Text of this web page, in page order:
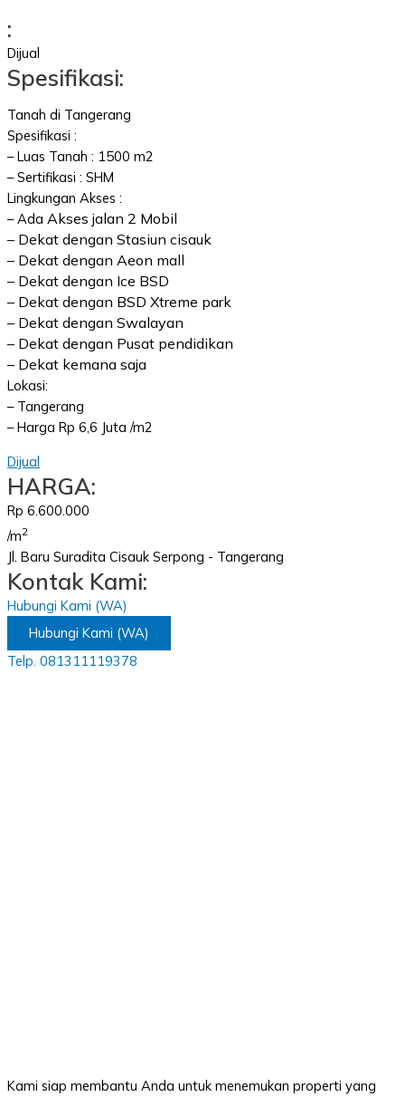
:
Dijual
Spesifikasi:
Tanah di Tangerang
Spesifikasi :
– Luas Tanah : 1500 m2
– Sertifikasi : SHM
Lingkungan Akses :
– Ada Akses jalan 2 Mobil
– Dekat dengan Stasiun cisauk
– Dekat dengan Aeon mall
– Dekat dengan Ice BSD
– Dekat dengan BSD Xtreme park
– Dekat dengan Swalayan
– Dekat dengan Pusat pendidikan
– Dekat kemana saja
Lokasi:
– Tangerang
– Harga Rp 6,6 Juta /m2
Dijual
HARGA:
Rp 6.600.000
/m2
Jl. Baru Suradita Cisauk Serpong - Tangerang
Kontak Kami:
Hubungi Kami (WA)
Hubungi Kami (WA)
Telp. 081311119378
Kami siap membantu Anda untuk menemukan properti yang